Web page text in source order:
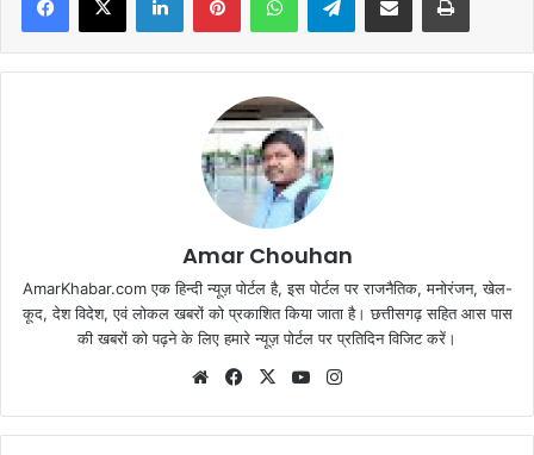
Amar Chouhan
AmarKhabar.com एक हिन्दी न्यूज़ पोर्टल है, इस पोर्टल पर राजनैतिक, मनोरंजन, खेल-
कूद, देश विदेश, एवं लोकल खबरों को प्रकाशित किया जाता है। छत्तीसगढ़ सहित आस पास
की खबरों को पढ़ने के लिए हमारे न्यूज़ पोर्टल पर प्रतिदिन विजिट करें।
WebsiteFacebook
X YouTube